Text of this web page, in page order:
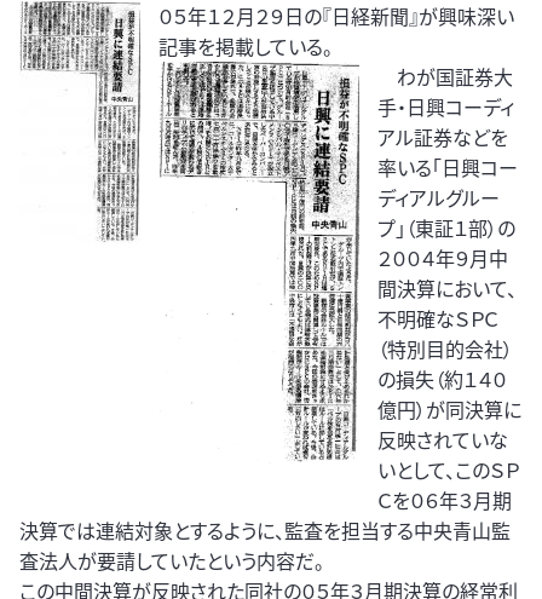
０５年１２月２９日の『日経新聞』が興味深い
記事を掲載している。
わが国証券大
手・日興コーディ
アル証券などを
率いる「日興コー
ディアルグルー
プ」（東証１部）の
２００４年９月中
間決算において、
不明確なＳＰＣ
（特別目的会社）
の損失（約１４０
億円）が同決算に
反映されていな
いとして、このＳＰ
Ｃを０６年３月期
決算では連結対象とするように、監査を担当する中央青山監
査法人が要請していたという内容だ。
この中間決算が反映された同社の０５年３月期決算の経常利